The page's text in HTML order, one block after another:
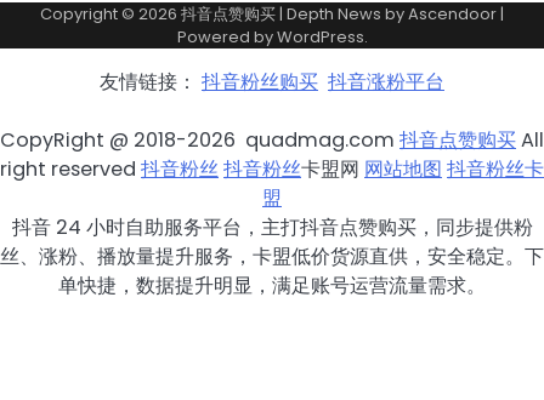
Copyright © 2026 抖音点赞购买| Depth News byAscendoor|
Powered byWordPress.
友情链接： 抖音粉丝购买 抖音涨粉平台
CopyRight @ 2018-2026 quadmag.com 抖音点赞购买All
right reserved 抖音粉丝抖音粉丝卡盟网 网站地图 抖音粉丝卡
盟
抖音 24 小时自助服务平台，主打抖音点赞购买，同步提供粉
丝、涨粉、播放量提升服务，卡盟低价货源直供，安全稳定。下
单快捷，数据提升明显，满足账号运营流量需求。